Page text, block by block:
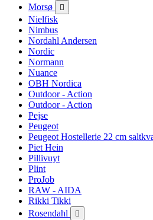
Morsø

Nielfisk
Nimbus
Nordahl Andersen
Nordic
Normann
Nuance
OBH Nordica
Outdoor - Action
Outdoor - Action
Pejse
Peugeot
Peugeot Hostellerie 22 cm
Piet Hein
Pillivuyt
Plint
ProJob
RAW - AIDA
Rikki Tikki
Rosendahl
